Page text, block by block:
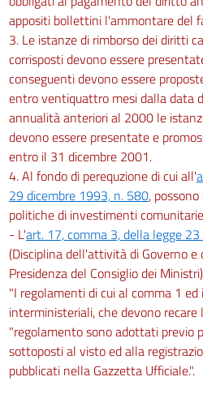
appositi bollettini l'ammontare del
3. Le istanze di rimborso dei diritti
corrisposti devono essere
conseguenti devono essere
entro ventiquattro mesi dalla data
annualità anteriori al 2000 le
devono essere presentate e
entro il 31 dicembre 2001.
4. Al fondo di perequzione di cui all'
29 dicembre 1993, n. 580,
politiche di investimenti
- L'art. 17, comma 3, della legge
(Disciplina dell'attività di Governo
Presidenza del Consiglio dei
"I regolamenti di cui al comma 1
interministeriali, che devono recare
"regolamento sono adottati previo
sottoposti al visto ed alla
pubblicati nella Gazzetta Ufficiale.".